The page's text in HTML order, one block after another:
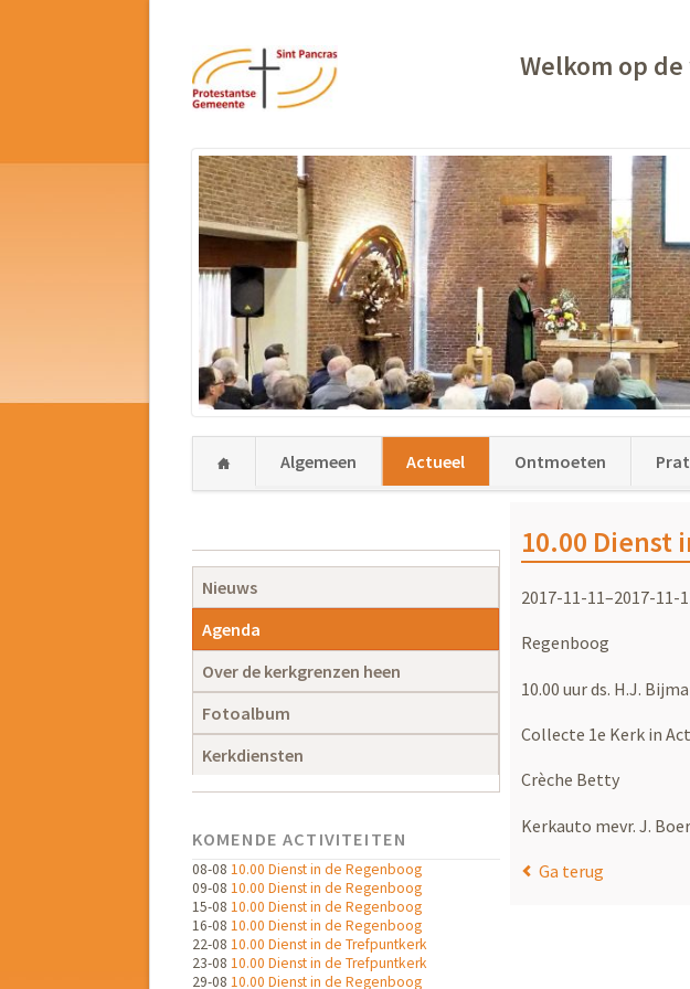
Welkom op
NavigatieAlgemeen Actueel Ontmoeten
10.00 Dienst
2017-11-11–2017-11-
Regenboog
10.00 uur ds. H.J.
Collecte 1e Kerk in
Crèche Betty
Kerkauto mevr. J.
Ga terug
Navigatie
overslaan
Nieuws
Agenda
Over de kerkgrenzen heen
Fotoalbum
Kerkdiensten
KOMENDE ACTIVITEITEN
08-08 10.00 Dienst in de Regenboog
09-08 10.00 Dienst in de Regenboog
15-08 10.00 Dienst in de Regenboog
16-08 10.00 Dienst in de Regenboog
22-08 10.00 Dienst in de Trefpuntkerk
23-08 10.00 Dienst in de Trefpuntkerk
29-08 10.00 Dienst in de Regenboog